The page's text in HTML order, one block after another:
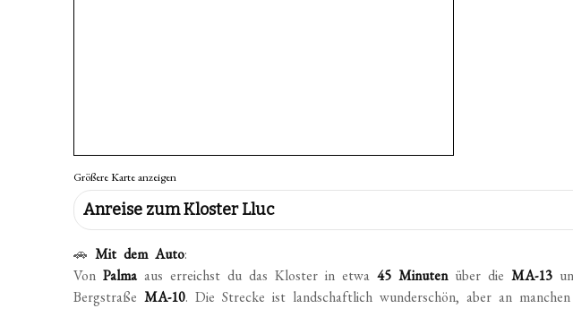
Größere Karte anzeigen
Anreise zum Kloster Lluc
🚗Mit dem Auto:
VonPalmaaus erreichst du das Kloster in etwa45 Minutenüber dieMA-13
BergstraßeMA-10. Die Strecke ist landschaftlich wunderschön, aber an